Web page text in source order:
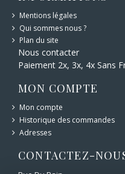
Mentions légales
Qui sommes nous ?
Plan du site
Nous contacter
Paiement 2x, 3x, 4x Sans
MON COMPTE
Mon compte
Historique des commandes
Adresses
CONTACTEZ-